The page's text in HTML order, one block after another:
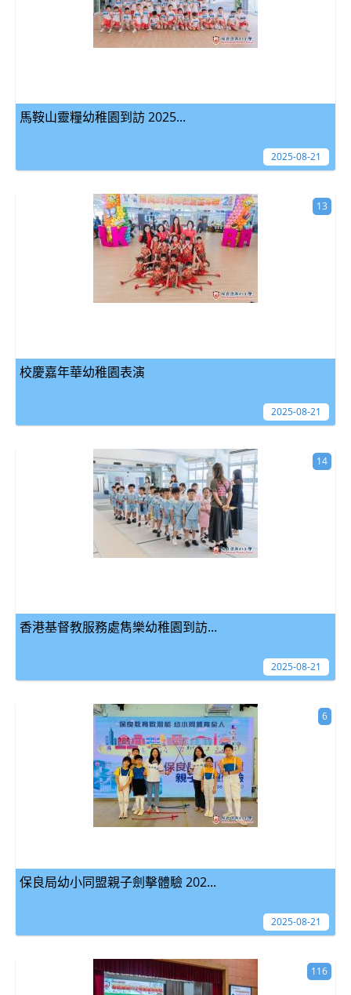
馬鞍山靈糧幼稚園到訪 2025...
2025-08-21
校慶嘉年華幼稚園表演
13
2025-08-21
香港基督教服務處雋樂幼稚園到訪...
14
2025-08-21
保良局幼小同盟親子劍擊體驗 202...
6
2025-08-21
116